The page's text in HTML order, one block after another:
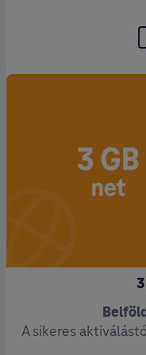
A sikeres